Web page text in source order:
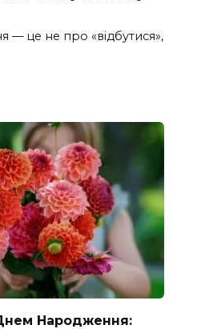
— це не про «відбутися»,
Народження: